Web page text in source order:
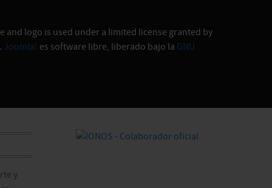
logo is used under a limited license granted by
Joomla! es software libre, liberado bajo la GNU
y